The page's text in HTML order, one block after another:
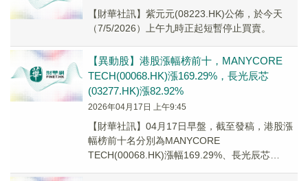
【財華社訊】紫元元(08223.HK)公佈，於今天
（7/5/2026）上午九時正起短暫停止買賣。
【異動股】港股漲幅榜前十，MANYCORE
TECH(00068.HK)漲169.29%，長光辰芯
(03277.HK)漲82.92%
2026年04月17日 上午9:45
【財華社訊】04月17日早盤，截至發稿，港股漲
幅榜前十名分別為MANYCORE
TECH(00068.HK)漲幅169.29%、長光辰芯